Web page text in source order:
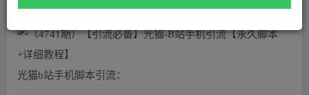
光猫b站手机脚本引流：